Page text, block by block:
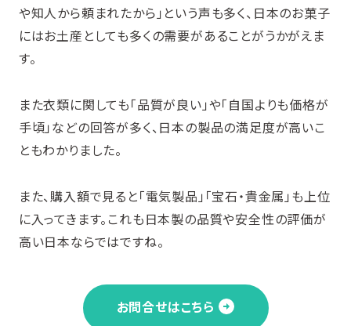
や知人から頼まれたから」という声も多く、日本のお菓子
にはお土産としても多くの需要があることがうかがえま
す。
また衣類に関しても「品質が良い」や「自国よりも価格が
手頃」などの回答が多く、日本の製品の満足度が高いこ
ともわかりました。
また、購入額で見ると「電気製品」「宝石・貴金属」も上位
に入ってきます。これも日本製の品質や安全性の評価が
高い日本ならではですね。
お問合せはこちら